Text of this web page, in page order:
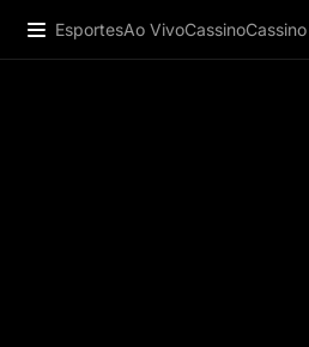
EsportesAo VivoCassino